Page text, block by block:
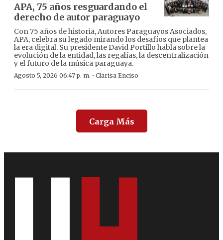
APA, 75 años resguardando el
derecho de autor paraguayo
Con 75 años de historia, Autores Paraguayos Asociados,
APA, celebra su legado mirando los desafíos que plantea
la era digital. Su presidente David Portillo habla sobre la
evolución de la entidad, las regalías, la descentralización
y el futuro de la música paraguaya.
Agosto 5, 2026 06:47 p. m. · Clarisa Enciso
Carga Más